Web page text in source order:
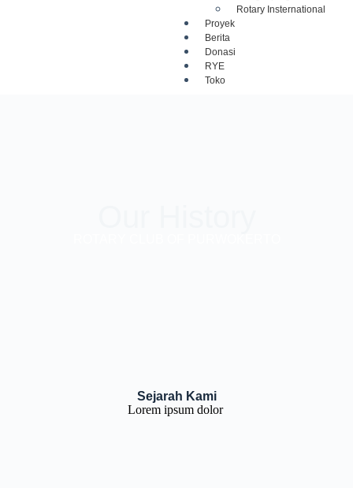
Rotary Insternational
Proyek
Berita
Donasi
RYE
Toko
Sejarah Kami
Lorem ipsum dolor